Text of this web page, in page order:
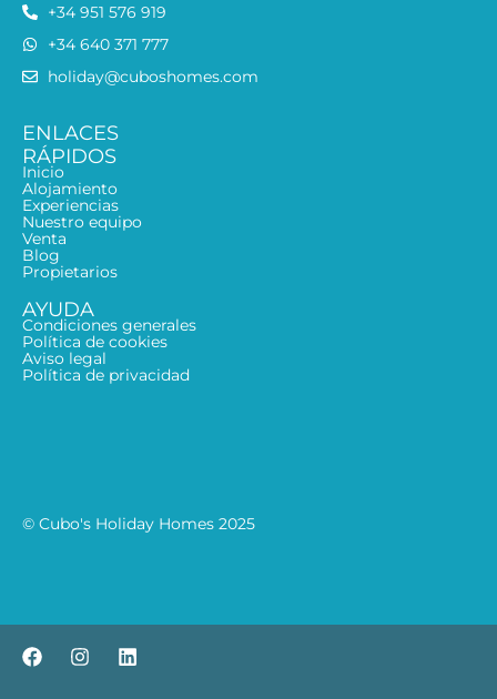
+34 951 576 919
+34 640 371 777
holiday@cuboshomes.com
ENLACES
RÁPIDOS
Inicio
Alojamiento
Experiencias
Nuestro equipo
Venta
Blog
Propietarios
AYUDA
Condiciones generales
Política de cookies
Aviso legal
Política de privacidad
© Cubo's Holiday Homes 2025